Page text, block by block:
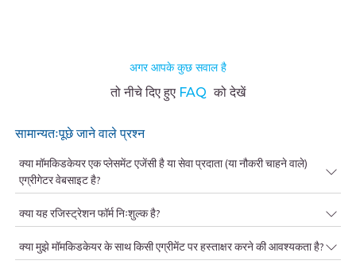
अगर आपके कुछ सवाल है
तो नीचे दिए हुए FAQ को देखें
सामान्यतःपूछे जाने वाले प्रश्न
क्या मॉमकिडकेयर एक प्लेसमेंट एजेंसी है या सेवा प्रदाता (या नौकरी चाहने वाले)
एग्रीगेटर वेबसाइट है?
क्या यह रजिस्ट्रेशन फॉर्म निःशुल्क है?
क्या मुझे मॉमकिडकेयर के साथ किसी एग्रीमेंट पर हस्ताक्षर करने की आवश्यकता है?